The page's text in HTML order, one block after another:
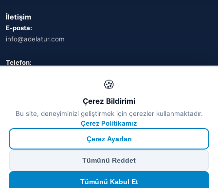
İletişim
E-posta:
info@adelatur.com
Telefon:
💬 WhatsApp
€ EUR $ USD
🍪
Çerez Bildirimi
Bu site, deneyiminizi geliştirmek için çerezler kullanmaktadır.
Çerez Politikamız
Çerez Ayarları
Tümünü Reddet
Tümünü Kabul Et